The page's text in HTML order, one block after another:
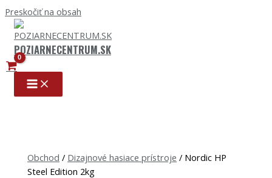
Preskočiť na obsah
POZIARNECENTRUM.SK
Obchod / Dizajnové hasiace prístroje / Nordic HP
Steel Edition 2kg